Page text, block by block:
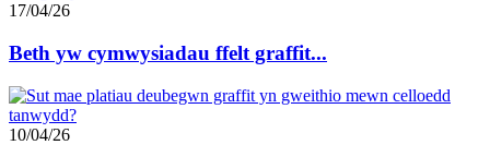
17/04/26
Beth yw cymwysiadau ffelt graffit...
10/04/26